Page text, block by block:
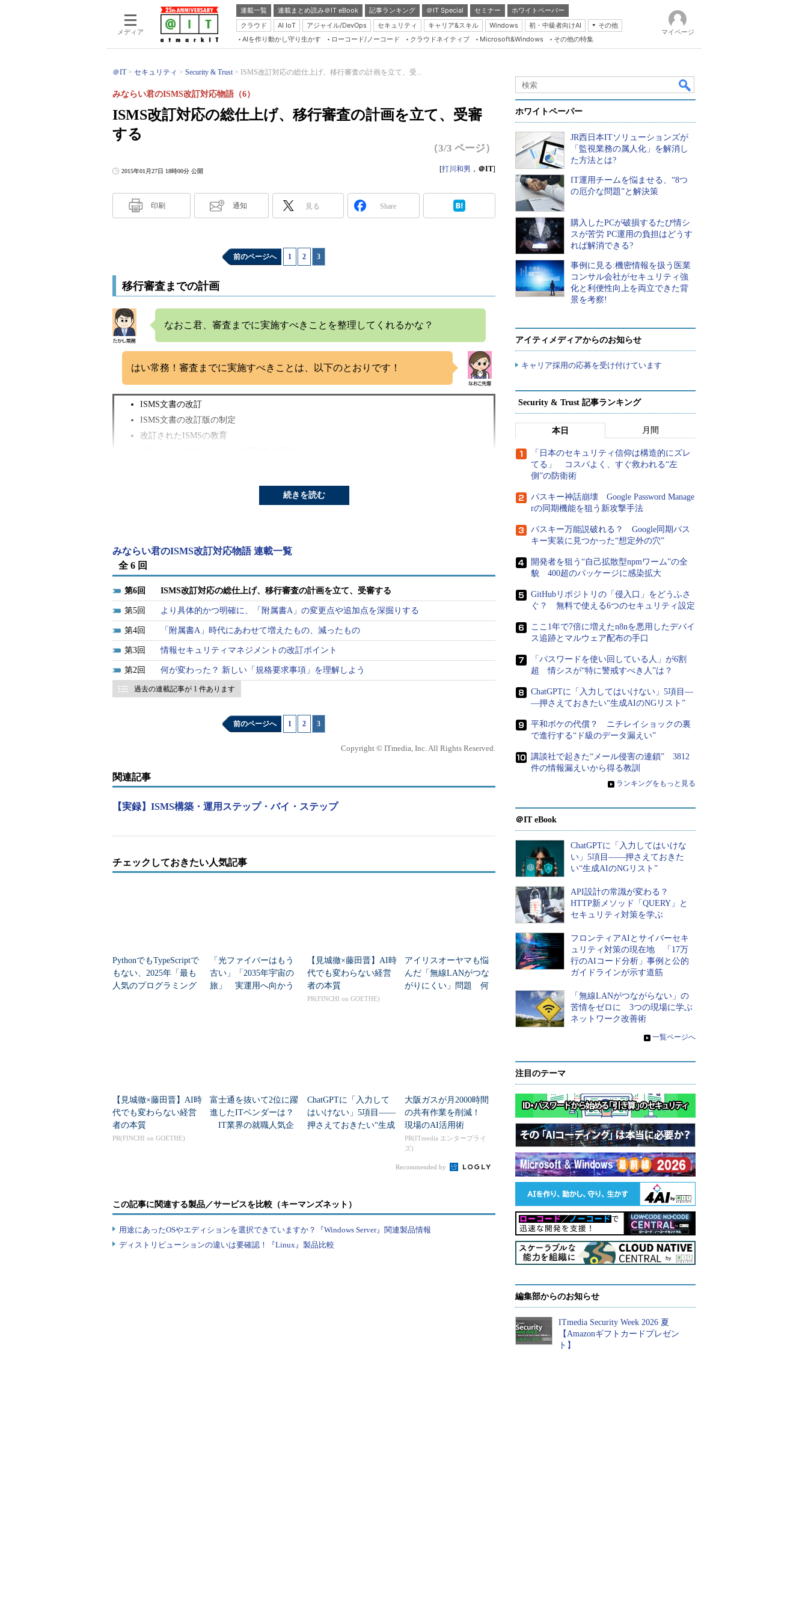
メディア
連載一覧 連載まとめ読み＠IT eBook 記事ランキング ＠IT Special セミナー
ホワイトペーパー
クラウド
AI IoT アジャイル/DevOps セキュリティ キャリア&スキル Windows 初・中級者向けAI
その他
Server & Storage
Java Agile
Database Expert
Master of IP Network
Security & Trust
Test & Tools
AIを作り動かし守り生かす ローコード/ノーコード クラウドネイティブ Microsoft&Windows その他の特集
マイページ
＠IT セキュリティ Security & Trust ISMS改訂対応の総仕上げ、移行審査の計画を立て、受...
ISMS改訂対応の総仕上げ、移行審査の計画を立て、受審
する
みならい君のISMS改訂対応物語（6）
（3/3 ページ）
2015年01月27日 18時00分 公開 [打川和男 ， ＠IT]
印刷 通知 見る Share
前のページへ 1 2 3
移行審査までの計画
なおこ君、審査までに実施すべきことを整理してくれるかな？
はい常務！審査までに実施すべきことは、以下のとおりです！
ISMS文書の改訂
ISMS文書の改訂版の制定
改訂されたISMSの教育
図5 移行審査までの計画（クリックで拡大）
特にマネジメントレビューは、インプットに関する要求事項も変更され
あっ、そうよね、監査基準も変更されるわよね。
ISO27001:2013が発行された2013年10月から2年間よ！
設けるのではなく、その2年間に実施されるサーベイランス審査や再認証
審査（更新審査）の際に、移行審査を実施することを推奨しているよ。
続きを読む
みならい君のISMS改訂対応物語 連載一覧
全 6 回
6 ISMS改訂対応の総仕上げ、移行審査の計画を立て、受審する
5 より具体的かつ明確に、「附属書A」の変更点や追加点を深掘りする
4 「附属書A」時代にあわせて増えたもの、減ったもの
3 情報セキュリティマネジメントの改訂ポイント
2 何が変わった？ 新しい「規格要求事項」を理解しよう
過去の連載記事が 1 件あります
前のページへ 1 2 3
Copyright © ITmedia, Inc. All Rights Reserved.
関連記事
【実録】ISMS構築・運用ステップ・バイ・ステップ
チェックしておきたい人気記事
PythonでもTypeScriptで
もない、2025年「最も
人気のプログラミング
「光ファイバーはもう
古い」「2035年宇宙の
旅」 実運用へ向かう
【見城徹×藤田晋】AI時
代でも変わらない経営
者の本質
PR(FINCHI on GOETHE)
アイリスオーヤマも悩
んだ「無線LANがつな
がりにくい」問題 何
【見城徹×藤田晋】AI時
代でも変わらない経営
者の本質
PR(FINCHI on GOETHE)
富士通を抜いて2位に躍
進したITベンダーは？
IT業界の就職人気企
ChatGPTに「入力して
はいけない」5項目――
押さえておきたい“生成
大阪ガスが月2000時間
の共有作業を削減！
現場のAI活用術
PR(ITmedia エンタープライ
ズ)
Recommended by
この記事に関連する製品／サービスを比較（キーマンズネット）
用途にあったOSやエディションを選択できていますか？『Windows Server』関連製品情報
ディストリビューションの違いは要確認！『Linux』製品比較
ホワイトペーパー
JR西日本ITソリューションズが
「監視業務の属人化」を解消し
た方法とは?
IT運用チームを悩ませる、“8つ
の厄介な問題”と解決策
購入したPCが破損するたび情シ
スが苦労 PC運用の負担はどうす
れば解消できる?
事例に見る:機密情報を扱う医業
コンサル会社がセキュリティ強
化と利便性向上を両立できた背
景を考察!
アイティメディアからのお知らせ
キャリア採用の応募を受け付けています
Security & Trust 記事ランキング
本日 月間
「日本のセキュリティ信仰は構造的にズレ
てる」 コスパよく、すぐ救われる“左
側”の防衛術
パスキー神話崩壊 Google Password Manage
rの同期機能を狙う新攻撃手法
パスキー万能説破れる？ Google同期パス
キー実装に見つかった“想定外の穴”
開発者を狙う“自己拡散型npmワーム”の全
貌 400超のパッケージに感染拡大
GitHubリポジトリの「侵入口」をどうふさ
ぐ？ 無料で使える6つのセキュリティ設定
ここ1年で7倍に増えたn8nを悪用したデバイ
ス追跡とマルウェア配布の手口
「パスワードを使い回している人」が6割
超 情シスが“特に警戒すべき人”は？
ChatGPTに「入力してはいけない」5項目―
―押さえておきたい“生成AIのNGリスト”
平和ボケの代償？ ニチレイショックの裏
で進行する“ド級のデータ漏えい”
講談社で起きた“メール侵害の連鎖” 3812
件の情報漏えいから得る教訓
» ランキングをもっと見る
＠IT eBook
ChatGPTに「入力してはいけな
い」5項目――押さえておきた
い“生成AIのNGリスト”
API設計の常識が変わる？
HTTP新メソッド「QUERY」と
セキュリティ対策を学ぶ
フロンティアAIとサイバーセキ
ュリティ対策の現在地 「17万
行のAIコード分析」事例と公的
ガイドラインが示す道筋
「無線LANがつながらない」の
苦情をゼロに 3つの現場に学ぶ
ネットワーク改善術
» 一覧ページへ
注目のテーマ
編集部からのお知らせ
ITmedia Security Week 2026 夏
【Amazonギフトカードプレゼン
ト】